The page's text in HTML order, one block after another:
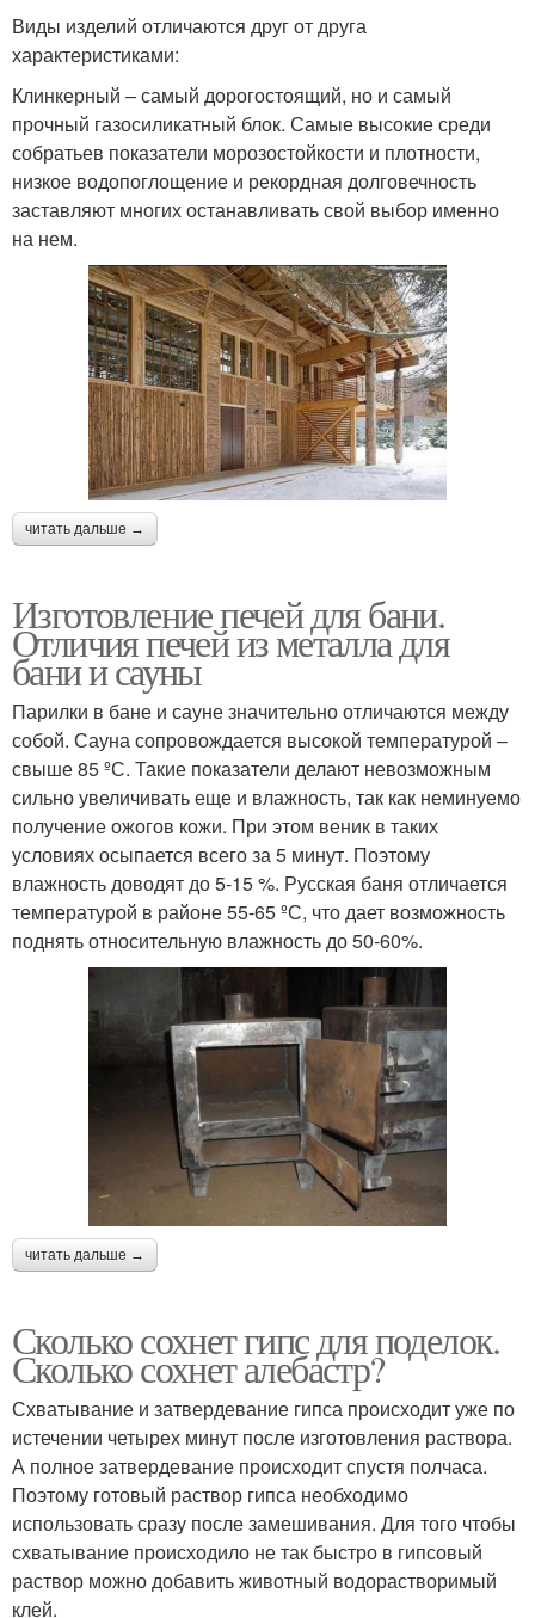
Виды изделий отличаются друг от друга
характеристиками:
Клинкерный – самый дорогостоящий, но и самый
прочный газосиликатный блок. Самые высокие среди
собратьев показатели морозостойкости и плотности,
низкое водопоглощение и рекордная долговечность
заставляют многих останавливать свой выбор именно
на нем.
читать дальше →
Изготовление печей для бани.
Отличия печей из металла для
бани и сауны
Парилки в бане и сауне значительно отличаются между
собой. Сауна сопровождается высокой температурой –
свыше 85 ºС. Такие показатели делают невозможным
сильно увеличивать еще и влажность, так как неминуемо
получение ожогов кожи. При этом веник в таких
условиях осыпается всего за 5 минут. Поэтому
влажность доводят до 5-15 %. Русская баня отличается
температурой в районе 55-65 ºС, что дает возможность
поднять относительную влажность до 50-60%.
читать дальше →
Сколько сохнет гипс для поделок.
Сколько сохнет алебастр?
Схватывание и затвердевание гипса происходит уже по
истечении четырех минут после изготовления раствора.
А полное затвердевание происходит спустя полчаса.
Поэтому готовый раствор гипса необходимо
использовать сразу после замешивания. Для того чтобы
схватывание происходило не так быстро в гипсовый
раствор можно добавить животный водорастворимый
клей.